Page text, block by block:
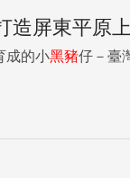
造屏東平原
成的小黑豬仔－臺